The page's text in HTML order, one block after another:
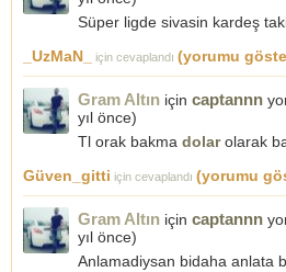
Süper ligde sivasin kardeş
_UzMaN_
için cevaplandı (yorumu
Gram Altın için captannn
yıl önce)
Tl orak bakma dolarolarak
Güven_gitti için cevaplandı (yorumu
Gram Altın için captannn
yıl önce)
Anlamadiysan bidaha anlata